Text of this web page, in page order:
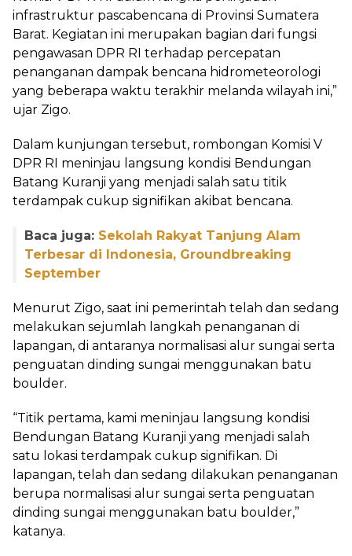
infrastruktur pascabencana di Provinsi Sumatera
Barat. Kegiatan ini merupakan bagian dari fungsi
pengawasan DPR RI terhadap percepatan
penanganan dampak bencana hidrometeorologi
yang beberapa waktu terakhir melanda wilayah ini,”
ujar Zigo.
Dalam kunjungan tersebut, rombongan Komisi V
DPR RI meninjau langsung kondisi Bendungan
Batang Kuranji yang menjadi salah satu titik
terdampak cukup signifikan akibat bencana.
Baca juga: Sekolah Rakyat Tanjung Alam
Terbesar di Indonesia, Groundbreaking
September
Menurut Zigo, saat ini pemerintah telah dan sedang
melakukan sejumlah langkah penanganan di
lapangan, di antaranya normalisasi alur sungai serta
penguatan dinding sungai menggunakan batu
boulder.
“Titik pertama, kami meninjau langsung kondisi
Bendungan Batang Kuranji yang menjadi salah
satu lokasi terdampak cukup signifikan. Di
lapangan, telah dan sedang dilakukan penanganan
berupa normalisasi alur sungai serta penguatan
dinding sungai menggunakan batu boulder,”
katanya.